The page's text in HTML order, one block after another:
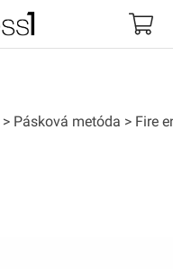
Pásková metóda Fire